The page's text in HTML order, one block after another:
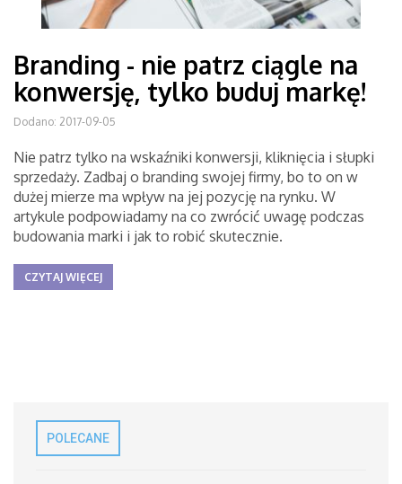
Branding - nie patrz ciągle na
konwersję, tylko buduj markę!
Dodano: 2017-09-05
Nie patrz tylko na wskaźniki konwersji, kliknięcia i słupki
sprzedaży. Zadbaj o branding swojej firmy, bo to on w
dużej mierze ma wpływ na jej pozycję na rynku. W
artykule podpowiadamy na co zwrócić uwagę podczas
budowania marki i jak to robić skutecznie.
CZYTAJ WIĘCEJ
POLECANE